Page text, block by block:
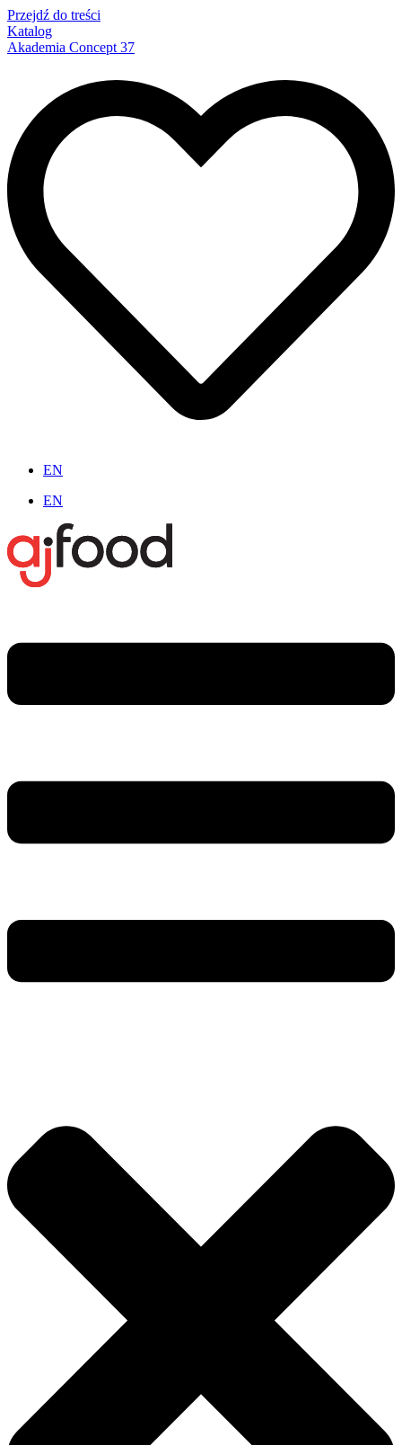
Przejdź do treści
Katalog
Akademia Concept 37
EN
EN